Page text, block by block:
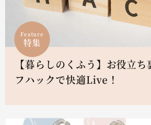
Feature
特集
【暮らしのくふう】お役立ち
フハックで快適Live！